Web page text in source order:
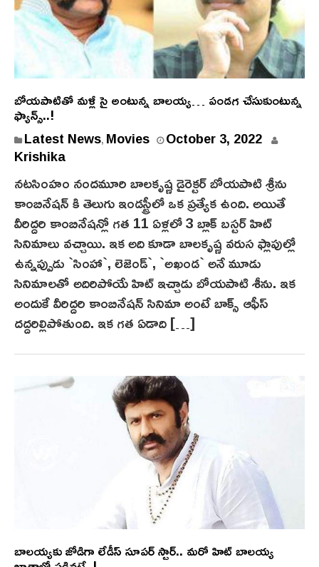
బోయ‌పాటితో మ‌ళ్లీ సై అంటున్న బాల‌య్య‌… పండ‌గ చేసుకుంటున్న
ఫ్యాన్స్‌..!
Latest News, Movies October 3, 2022
Krishika
నటసింహం నందమూరి బాలకృష్ణ డైరెక్టర్ బోయపాటి శ్రీను
కాంబినేషన్ కి తెలుగు ఇండస్ట్రీలో ఒక ప్రత్యేక ఉంది. అయితే
వీరిద్దరి కాంబినేషన్లో గత 11 ఏళ్లలో 3 బ్లాక్ బస్టర్ హిట్
సినిమాలు వచ్చాయి. ఇక అది కూడా బాలకృష్ణ వరుస ఫ్లాపుల్లో
ఉన్నప్పుడు `సింహా`, లెజెండ్`, `అఖండ` అనే మూడు
సినిమాలతో అదిరిపోయే హిట్ ఇచ్చాడు బోయపాటి శీను. ఇక
అందుకే వీరిద్దరి కాంబినేషన్ సినిమా అంటే బాక్స్ ఆఫీస్
దద్దరిల్లిపోతుంది. ఇక గత ఏడాది […]
బాలయ్యకు జోడిగా లేడీస్ సూపర్ స్టార్.. మరో హిట్ బాలయ్య